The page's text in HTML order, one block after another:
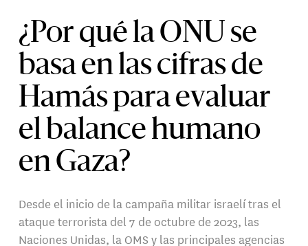
¿Por qué la ONU se
basa en las cifras de
Hamás para evaluar
el balance humano
en Gaza?
Desde el inicio de la campaña militar israelí tras el
ataque terrorista del 7 de octubre de 2023, las
Naciones Unidas, la OMS y las principales agencias